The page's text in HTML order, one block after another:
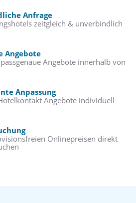
Anfrage
zeitgleich & unverbindlich
Angebote
Angebote innerhalb von
Anpassung
Angebote individuell
Onlinepreisen direkt